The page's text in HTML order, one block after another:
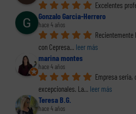
Excelentes
Gonzalo Garcia-Herrero
hace 4 años
con Cepresa... leer más
marina montes
hace 4 años
Empresa seria,
excepcionales. La... leer más
Teresa B.G.
hace 4 años